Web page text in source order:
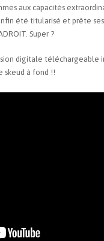
aux capacités
été titularisé et prête
Super ?
digitale téléchargeable
skeud à fond !!